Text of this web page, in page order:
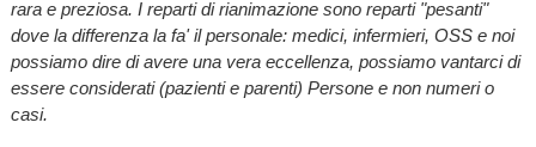
rara e preziosa. I reparti di rianimazione sono reparti "pesanti"
dove la differenza la fa' il personale: medici, infermieri, OSS e noi
possiamo dire di avere una vera eccellenza, possiamo vantarci di
essere considerati (pazienti e parenti) Persone e non numeri o
casi.